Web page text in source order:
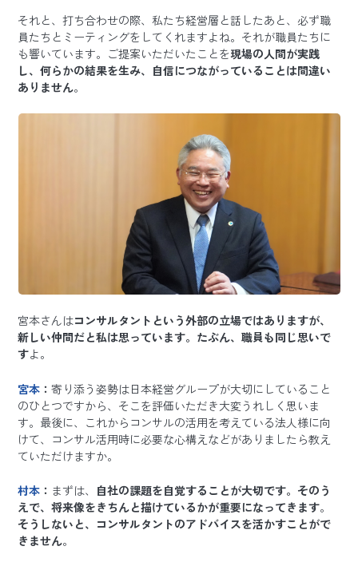
それと、打ち合わせの際、私たち経営層と話したあと、必ず職
員たちとミーティングをしてくれますよね。それが職員たちに
も響いています。ご提案いただいたことを現場の人間が実践
し、何らかの結果を生み、自信につながっていることは間違い
ありません。
宮本さんはコンサルタントという外部の立場ではありますが、
新しい仲間だと私は思っています。たぶん、職員も同じ思いで
すよ。
宮本 ：寄り添う姿勢は日本経営グループが大切にしていること
のひとつですから、そこを評価いただき大変うれしく思いま
す。最後に、これからコンサルの活用を考えている法人様に向
けて、コンサル活用時に必要な心構えなどがありましたら教え
ていただけますか。
村本 ： まずは、 自社の課題を自覚することが大切です。そのう
えで、将来像をきちんと描けているかが重要になってきます。
そうしないと、コンサルタントのアドバイスを活かすことがで
きません。